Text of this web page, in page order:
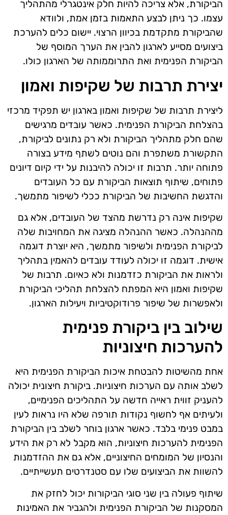
הביקורת, אלא צריכה להיות חלק אינטגרלי מהתהליך
עצמו. כך ניתן לבצע התאמות בזמן אמת, ולוודא
שהביקורת מתקדמת בכיוון הרצוי. יישום כלים להערכת
ביצועים מסייע לארגון להבין את הערך המוסף של
הביקורת הפנימית ואת התרוממותה של הארגון כולו.
יצירת תרבות של שקיפות ואמון
ליצירת תרבות של שקיפות ואמון בארגון יש תפקיד מרכזי
בהצלחת הביקורת הפנימית. כאשר עובדים מרגישים
שהם חלק מתהליך הביקורת ולא רק נתונים לביקורת,
התקשורת משתפרת והם נוטים לשתף מידע בצורה
פתוחה יותר. תרבות זו יכולה להיבנות על ידי קיום דיונים
פתוחים, שיתוף תוצאות הביקורת עם כל העובדים
והדגשת החשיבות של הביקורת ככלי לשיפור מתמשך.
שקיפות אינה רק נדרשת מהצד של העובדים, אלא גם
מההנהלה. כאשר ההנהלה מציגה את המחויבות שלה
לביקורת הפנימית ולשיפור מתמשך, היא יוצרת דוגמה
אישית. דוגמה זו יכולה לעודד עובדים להאמין בתהליך
ולראות את הביקורת כזדמנות ולא כאיום. תרבות של
שקיפות ואמון היא המפתח להצלחת תהליכי הביקורת
ולאפשרות של שיפור פרודוקטיביות ויעילות הארגון.
שילוב בין ביקורת פנימית
להערכות חיצוניות
אחת מהשיטות להבטחת איכות הביקורת הפנימית היא
לשלב אותה עם הערכות חיצוניות. ביקורת חיצונית יכולה
להעניק זווית ראייה חדשה על התהליכים הפנימיים,
ולעיתים אף לחשוף נקודות תורפה שלא היו נראות לעין
במבט פנימי בלבד. כאשר ארגון בוחר לשלב בין הביקורת
הפנימית להערכות חיצוניות, הוא מקבל לא רק את הידע
והנסיון של המומחים החיצוניים, אלא גם את ההזדמנות
להשוות את הביצועים שלו עם סטנדרטים תעשייתיים.
שיתוף פעולה בין שני סוגי הביקורות יכול לחזק את
המסקנות של הביקורת הפנימית ולהגביר את האמינות